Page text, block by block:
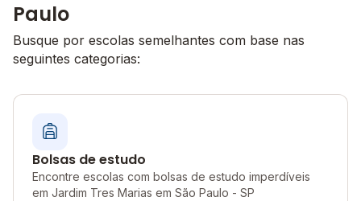
Paulo
Busque por escolas semelhantes com base nas
seguintes categorias:
Bolsas de estudo
Encontre escolas com bolsas de estudo imperdíveis
em Jardim Tres Marias em São Paulo - SP